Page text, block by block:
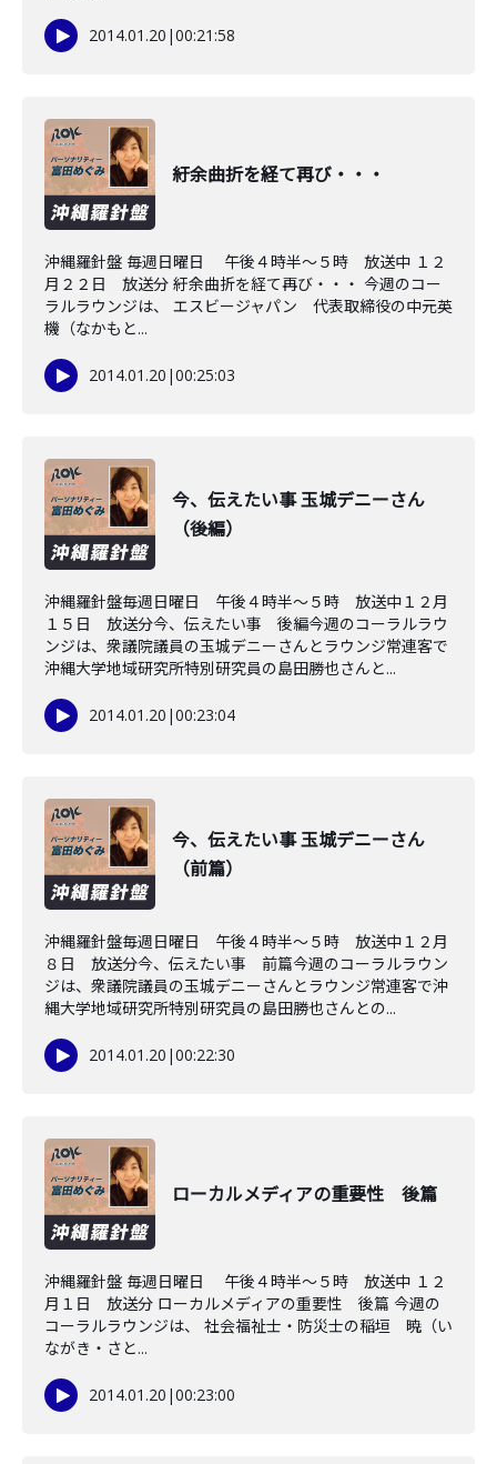
2014.01.20 |00:21:58
紆余曲折を経て再び・・・
沖縄羅針盤 毎週日曜日 午後４時半～５時 放送中 １２
月２２日 放送分 紆余曲折を経て再び・・・ 今週のコー
ラルラウンジは、 エスビージャパン 代表取締役の中元英
機（なかもと...
2014.01.20 |00:25:03
今、伝えたい事 玉城デニーさん
（後編）
沖縄羅針盤毎週日曜日 午後４時半～５時 放送中１２月
１５日 放送分今、伝えたい事 後編今週のコーラルラウ
ンジは、衆議院議員の玉城デニーさんとラウンジ常連客で
沖縄大学地域研究所特別研究員の島田勝也さんと...
2014.01.20 |00:23:04
今、伝えたい事 玉城デニーさん
（前篇）
沖縄羅針盤毎週日曜日 午後４時半～５時 放送中１２月
８日 放送分今、伝えたい事 前篇今週のコーラルラウン
ジは、衆議院議員の玉城デニーさんとラウンジ常連客で沖
縄大学地域研究所特別研究員の島田勝也さんとの...
2014.01.20 |00:22:30
ローカルメディアの重要性 後篇
沖縄羅針盤 毎週日曜日 午後４時半～５時 放送中 １２
月１日 放送分 ローカルメディアの重要性 後篇 今週の
コーラルラウンジは、 社会福祉士・防災士の稲垣 暁（い
ながき・さと...
2014.01.20 |00:23:00